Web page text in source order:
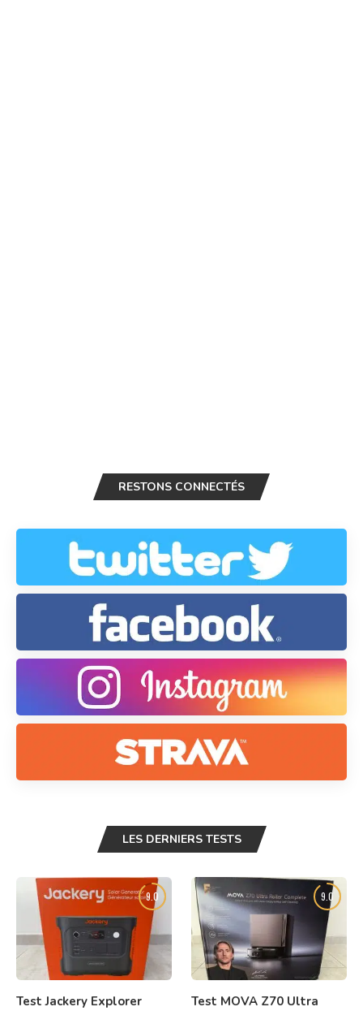
RESTONS CONNECTÉS
LES DERNIERS TESTS
9.0
Test Jackery Explorer
9.0
Test MOVA Z70 Ultra